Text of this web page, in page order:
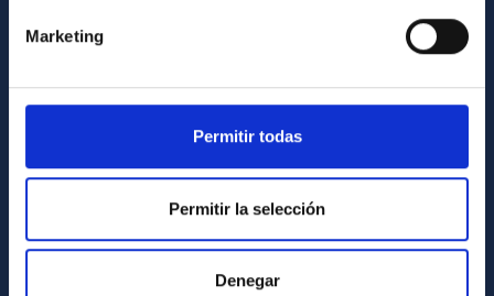
Marketing
Permitir todas
Permitir la selección
Denegar
Gender equality and diversity
Environment and Sustainability
IAC Projects